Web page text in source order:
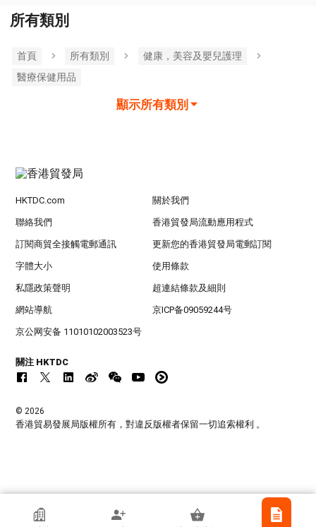
所有類別
首頁 所有類別
健康，美容及嬰兒護理
醫療保健用品
顯示所有類別
香港貿發局參展商
HKTDC.com 關於我們
聯絡我們 香港貿發局流動應用程式
訂閱商貿全接觸電郵通訊 更新您的香港貿發局電郵訂閱
字體大小 使用條款
私隱政策聲明 超連結條款及細則
網站導航 京ICP备09059244号
京公网安备 11010102003523号
關注 HKTDC
© 2026
香港貿易發展局版權所有，對違反版權者保留一切追索權利 。